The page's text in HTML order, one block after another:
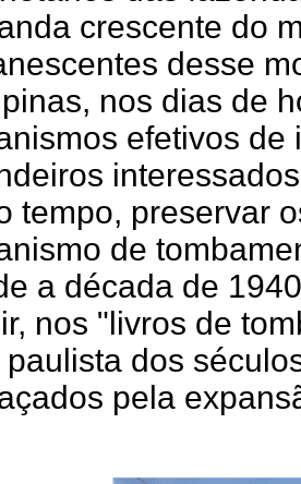
crescente do
desse
nos dias de
efetivos
tempo, preservar
de
a década de
nos "livros de
paulista dos
pela